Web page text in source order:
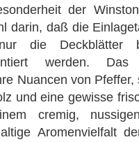
der Winston
darin, daß die
die Deckblätter
werden. Das
Nuancen von Pfeffer,
und eine gewisse
cremig,
Aromenvielfalt